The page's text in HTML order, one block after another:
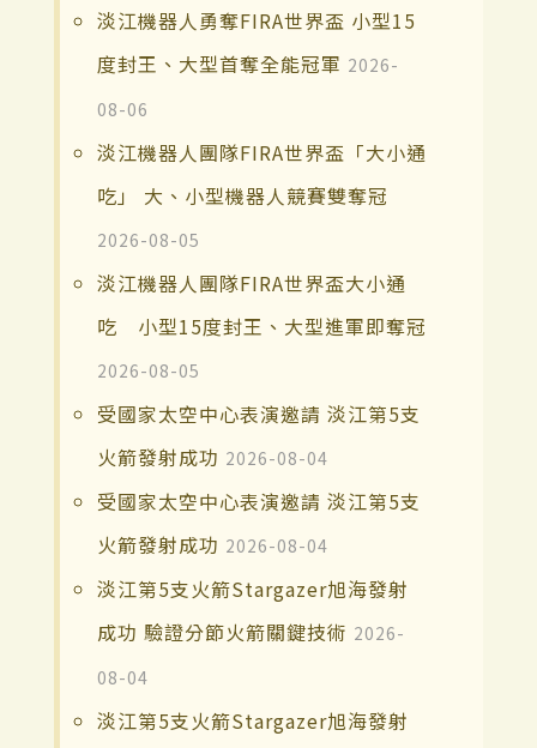
淡江機器人勇奪FIRA世界盃 小型15
度封王、大型首奪全能冠軍 2026-
08-06
淡江機器人團隊FIRA世界盃「大小通
吃」 大、小型機器人競賽雙奪冠
2026-08-05
淡江機器人團隊FIRA世界盃大小通
吃 小型15度封王、大型進軍即奪冠
2026-08-05
受國家太空中心表演邀請 淡江第5支
火箭發射成功 2026-08-04
受國家太空中心表演邀請 淡江第5支
火箭發射成功 2026-08-04
淡江第5支火箭Stargazer旭海發射
成功 驗證分節火箭關鍵技術 2026-
08-04
淡江第5支火箭Stargazer旭海發射